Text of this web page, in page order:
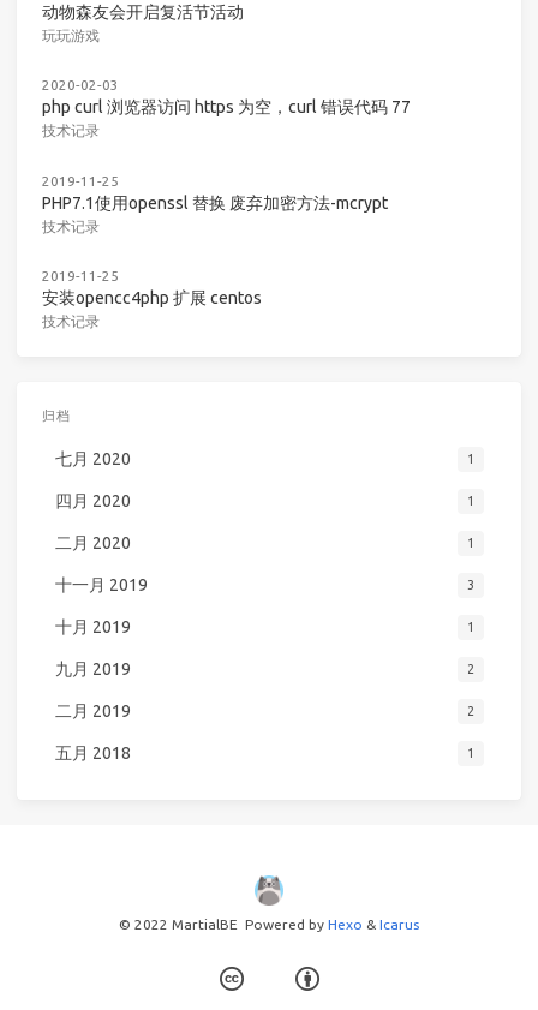
动物森友会开启复活节活动
玩玩游戏
2020-02-03
php curl 浏览器访问 https 为空，curl 错误代码 77
技术记录
2019-11-25
PHP7.1使用openssl 替换 废弃加密方法-mcrypt
技术记录
2019-11-25
安装opencc4php 扩展 centos
技术记录
归档
七月 2020 1
四月 2020 1
二月 2020 1
十一月 2019 3
十月 2019 1
九月 2019 2
二月 2019 2
五月 2018 1
© 2022 MartialBE Powered by Hexo & Icarus